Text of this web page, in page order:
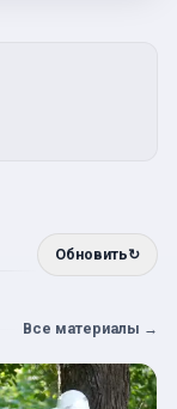
Обновить↻
Все материалы →